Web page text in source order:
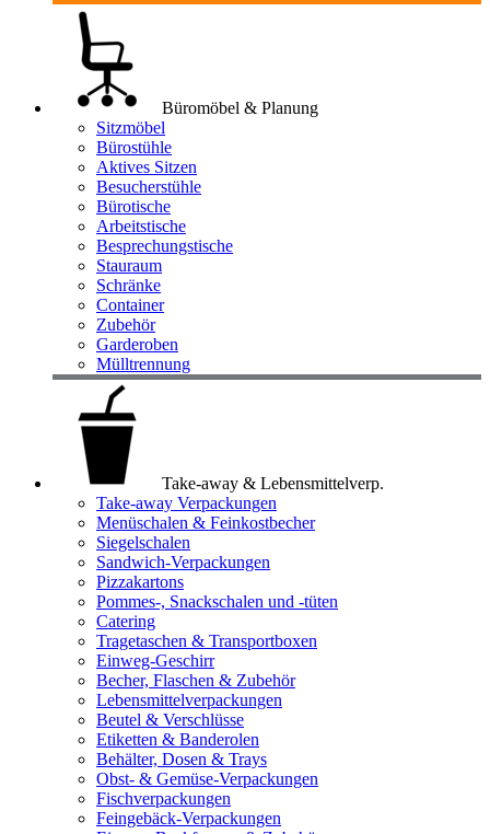
Büromöbel & Planung
Sitzmöbel
Bürostühle
Aktives Sitzen
Besucherstühle
Bürotische
Arbeitstische
Besprechungstische
Stauraum
Schränke
Container
Zubehör
Garderoben
Mülltrennung
Take-away & Lebensmittelverp.
Take-away Verpackungen
Menüschalen & Feinkostbecher
Siegelschalen
Sandwich-Verpackungen
Pizzakartons
Pommes-, Snackschalen und -tüten
Catering
Tragetaschen & Transportboxen
Einweg-Geschirr
Becher, Flaschen & Zubehör
Lebensmittelverpackungen
Beutel & Verschlüsse
Etiketten & Banderolen
Behälter, Dosen & Trays
Obst- & Gemüse-Verpackungen
Fischverpackungen
Feingebäck-Verpackungen